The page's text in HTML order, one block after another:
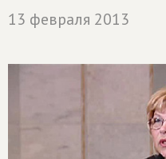
13 февраля 2013